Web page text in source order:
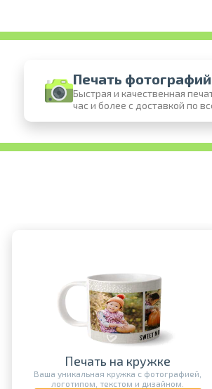
Печать фотографий
Быстрая и качественная
час и более с доставкой по
Печать на кружке
Ваша уникальная кружка с фотографией,
логотипом, текстом и дизайном.